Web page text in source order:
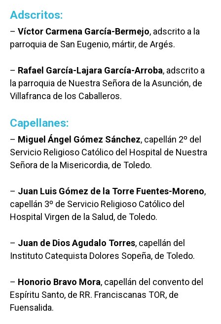
Adscritos:
– Víctor Carmena García-Bermejo, adscrito a la
parroquia de San Eugenio, mártir, de Argés.
– Rafael García-Lajara García-Arroba, adscrito a
la parroquia de Nuestra Señora de la Asunción, de
Villafranca de los Caballeros.
Capellanes:
– Miguel Ángel Gómez Sánchez, capellán 2º del
Servicio Religioso Católico del Hospital de Nuestra
Señora de la Misericordia, de Toledo.
– Juan Luis Gómez de la Torre Fuentes-Moreno,
capellán 3º de Servicio Religioso Católico del
Hospital Virgen de la Salud, de Toledo.
– Juan de Dios Agudalo Torres, capellán del
Instituto Catequista Dolores Sopeña, de Toledo.
– Honorio Bravo Mora, capellán del convento del
Espíritu Santo, de RR. Franciscanas TOR, de
Fuensalida.